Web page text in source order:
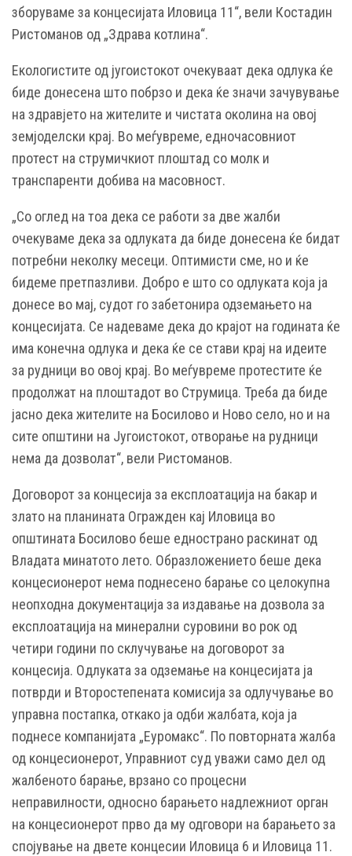
зборуваме за концесијата Иловица 11“, вели Костадин
Ристоманов од „Здрава котлина“.
Екологистите од југоистокот очекуваат дека одлука ќе
биде донесена што побрзо и дека ќе значи зачувување
на здравјето на жителите и чистата околина на овој
земјоделски крај. Во меѓувреме, едночасовниот
протест на струмичкиот плоштад со молк и
транспаренти добива на масовност.
„Со оглед на тоа дека се работи за две жалби
очекуваме дека за одлуката да биде донесена ќе бидат
потребни неколку месеци. Оптимисти сме, но и ќе
бидеме претпазливи. Добро е што со одлуката која ја
донесе во мај, судот го забетонира одземањето на
концесијата. Се надеваме дека до крајот на годината ќе
има конечна одлука и дека ќе се стави крај на идеите
за рудници во овој крај. Во меѓувреме протестите ќе
продолжат на плоштадот во Струмица. Треба да биде
јасно дека жителите на Босилово и Ново село, но и на
сите општини на Југоистокот, отворање на рудници
нема да дозволат“, вели Ристоманов.
Договорот за концесија за експлоатација на бакар и
злато на планината Огражден кај Иловица во
општината Босилово беше еднострано раскинат од
Владата минатото лето. Образложението беше дека
концесионерот нема поднесено барање со целокупна
неопходна документација за издавање на дозвола за
експлоатација на минерални суровини во рок од
четири години по склучување на договорот за
концесија. Одлуката за одземање на концесијата ја
потврди и Второстепената комисија за одлучување во
управна постапка, откако ја одби жалбата, која ја
поднесе компанијата „Еуромакс“. По повторната жалба
од концесионерот, Управниот суд уважи само дел од
жалбеното барање, врзано со процесни
неправилности, односно барањето надлежниот орган
на концесионерот прво да му одговори на барањето за
спојување на двете концесии Иловица 6 и Иловица 11.